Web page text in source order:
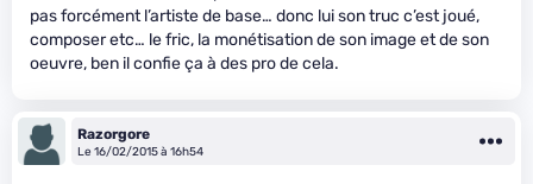
pas forcément l’artiste de base… donc lui son truc c’est joué,
composer etc… le fric, la monétisation de son image et de son
oeuvre, ben il confie ça à des pro de cela.
Razorgore
Le 16/02/2015 à 16h54